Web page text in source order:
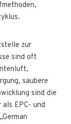
zur
sind oft
saubere
sind die
EPC- und